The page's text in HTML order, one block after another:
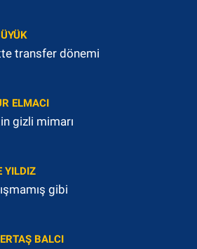
transfer dönemi
ELMACI
gizli mimarı
YILDIZ
gibi
BALCI